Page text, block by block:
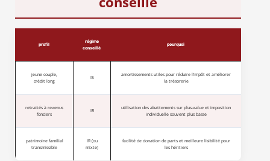
profil
régime
conseillé
pourquoi
jeune couple,
crédit long
IS
amortissements utiles pour réduire l’impôt et améliorer
la trésorerie
retraités à revenus
fonciers
IR
utilisation des abattements sur plus-value et imposition
individuelle souvent plus basse
patrimoine familial
transmissible
IR (ou
mixte)
facilité de donation de parts et meilleure lisibilité pour
les héritiers